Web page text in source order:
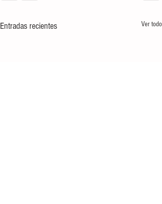
Entradas recientes Ver todo